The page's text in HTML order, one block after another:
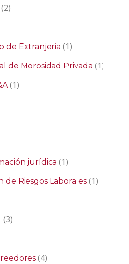
(2)
de Extranjeria (1)
de Morosidad Privada (1)
(1)
jurídica (1)
de Riesgos Laborales (1)
(3)
(4)